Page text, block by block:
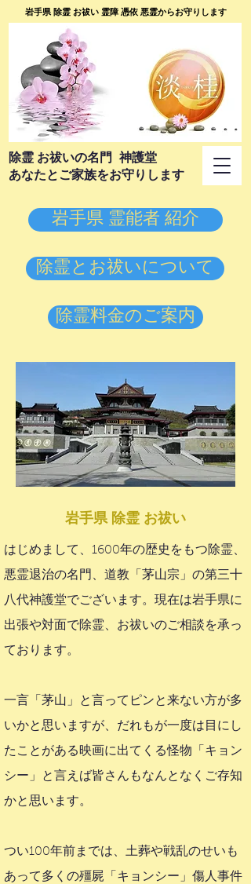
​除霊 お祓いの名門 神護堂
あなたとご家族をお守りします
岩手県 除霊 お祓い 霊障 憑依 悪霊からお守りします
岩手県 霊能者 紹介
除霊とお祓いについて
除霊料金のご案内
岩手県 除霊 お祓い
はじめまして、1600年の歴史をもつ除霊、
悪霊退治の名門、道教「茅山宗」の第三十
八代神護堂でございます。現在は岩手県に
出張や対面で除霊、お祓いのご相談を承っ
ております。
一言「茅山」と言ってピンと来ない方が多
いかと思いますが、だれもが一度は目にし
たことがある映画に出てくる怪物「キョン
シー」と言えば皆さんもなんとなくご存知
かと思います。
つい100年前までは、土葬や戦乱のせいも
あって多くの殭屍「キョンシー」傷人事件